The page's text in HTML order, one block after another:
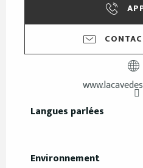
Langues parlées
Langues parlées
Environnement
Environnement